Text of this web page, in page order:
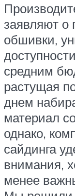
заявляют о
обшивки,
средним
растущая
днем
материал
однако,
сайдинга
внимания,
менее